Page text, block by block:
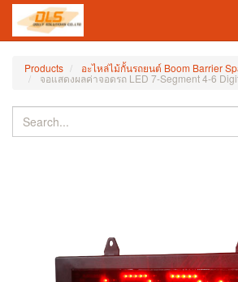
Products อะไหล่ไม้กั้นรถยนต์ Boom Barrier
จอแสดงผลค่าจอดรถ LED 7-Segment 4-6